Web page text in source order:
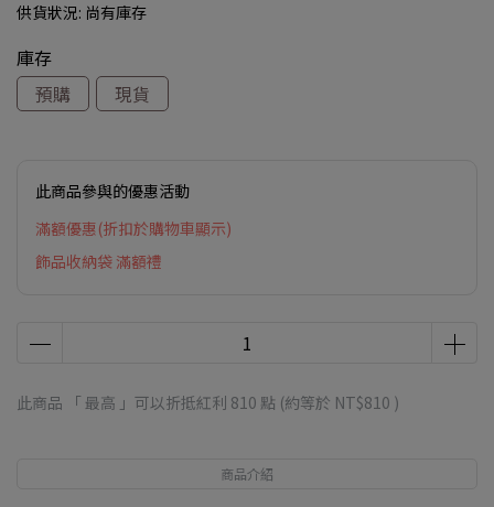
供貨狀況: 尚有庫存
庫存
預購
現貨
此商品參與的優惠活動
滿額優惠(折扣於購物車顯示)
飾品收納袋 滿額禮
此商品 「 最高 」可以折抵紅利 810 點 (約等於 NT$810 )
商品介紹